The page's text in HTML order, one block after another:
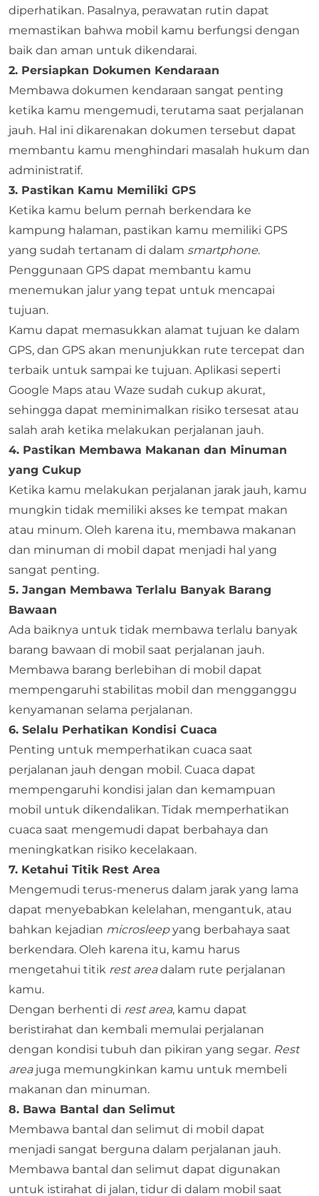
diperhatikan. Pasalnya, perawatan rutin dapat
memastikan bahwa mobil kamu berfungsi dengan
baik dan aman untuk dikendarai.
2. Persiapkan Dokumen Kendaraan
Membawa dokumen kendaraan sangat penting
ketika kamu mengemudi, terutama saat perjalanan
jauh. Hal ini dikarenakan dokumen tersebut dapat
membantu kamu menghindari masalah hukum dan
administratif.
3. Pastikan Kamu Memiliki GPS
Ketika kamu belum pernah berkendara ke
kampung halaman, pastikan kamu memiliki GPS
yang sudah tertanam di dalam smartphone.
Penggunaan GPS dapat membantu kamu
menemukan jalur yang tepat untuk mencapai
tujuan.
Kamu dapat memasukkan alamat tujuan ke dalam
GPS, dan GPS akan menunjukkan rute tercepat dan
terbaik untuk sampai ke tujuan. Aplikasi seperti
Google Maps atau Waze sudah cukup akurat,
sehingga dapat meminimalkan risiko tersesat atau
salah arah ketika melakukan perjalanan jauh.
4. Pastikan Membawa Makanan dan Minuman
yang Cukup
Ketika kamu melakukan perjalanan jarak jauh, kamu
mungkin tidak memiliki akses ke tempat makan
atau minum. Oleh karena itu, membawa makanan
dan minuman di mobil dapat menjadi hal yang
sangat penting.
5. Jangan Membawa Terlalu Banyak Barang
Bawaan
Ada baiknya untuk tidak membawa terlalu banyak
barang bawaan di mobil saat perjalanan jauh.
Membawa barang berlebihan di mobil dapat
mempengaruhi stabilitas mobil dan mengganggu
kenyamanan selama perjalanan.
6. Selalu Perhatikan Kondisi Cuaca
Penting untuk memperhatikan cuaca saat
perjalanan jauh dengan mobil. Cuaca dapat
mempengaruhi kondisi jalan dan kemampuan
mobil untuk dikendalikan. Tidak memperhatikan
cuaca saat mengemudi dapat berbahaya dan
meningkatkan risiko kecelakaan.
7. Ketahui Titik Rest Area
Mengemudi terus-menerus dalam jarak yang lama
dapat menyebabkan kelelahan, mengantuk, atau
bahkan kejadian microsleepyang berbahaya saat
berkendara. Oleh karena itu, kamu harus
mengetahui titik rest areadalam rute perjalanan
kamu.
Dengan berhenti di rest area, kamu dapat
beristirahat dan kembali memulai perjalanan
dengan kondisi tubuh dan pikiran yang segar. Rest
area juga memungkinkan kamu untuk membeli
makanan dan minuman.
8. Bawa Bantal dan Selimut
Membawa bantal dan selimut di mobil dapat
menjadi sangat berguna dalam perjalanan jauh.
Membawa bantal dan selimut dapat digunakan
untuk istirahat di jalan, tidur di dalam mobil saat